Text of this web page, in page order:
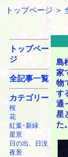
トップページ ＞
トップペー
ジ
全記事一覧
カテゴリー
桜
花
紅葉･新緑
星景
日の出、日没
夜景
島
家
物
す
通
星
た